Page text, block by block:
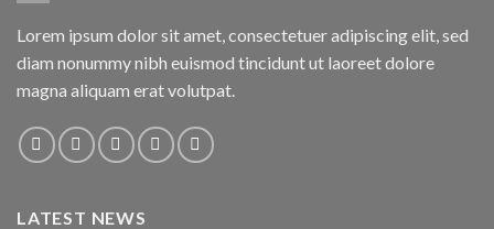
Lorem ipsum dolor sit amet, consectetuer adipiscing elit, sed
diam nonummy nibh euismod tincidunt ut laoreet dolore
magna aliquam erat volutpat.
LATEST NEWS